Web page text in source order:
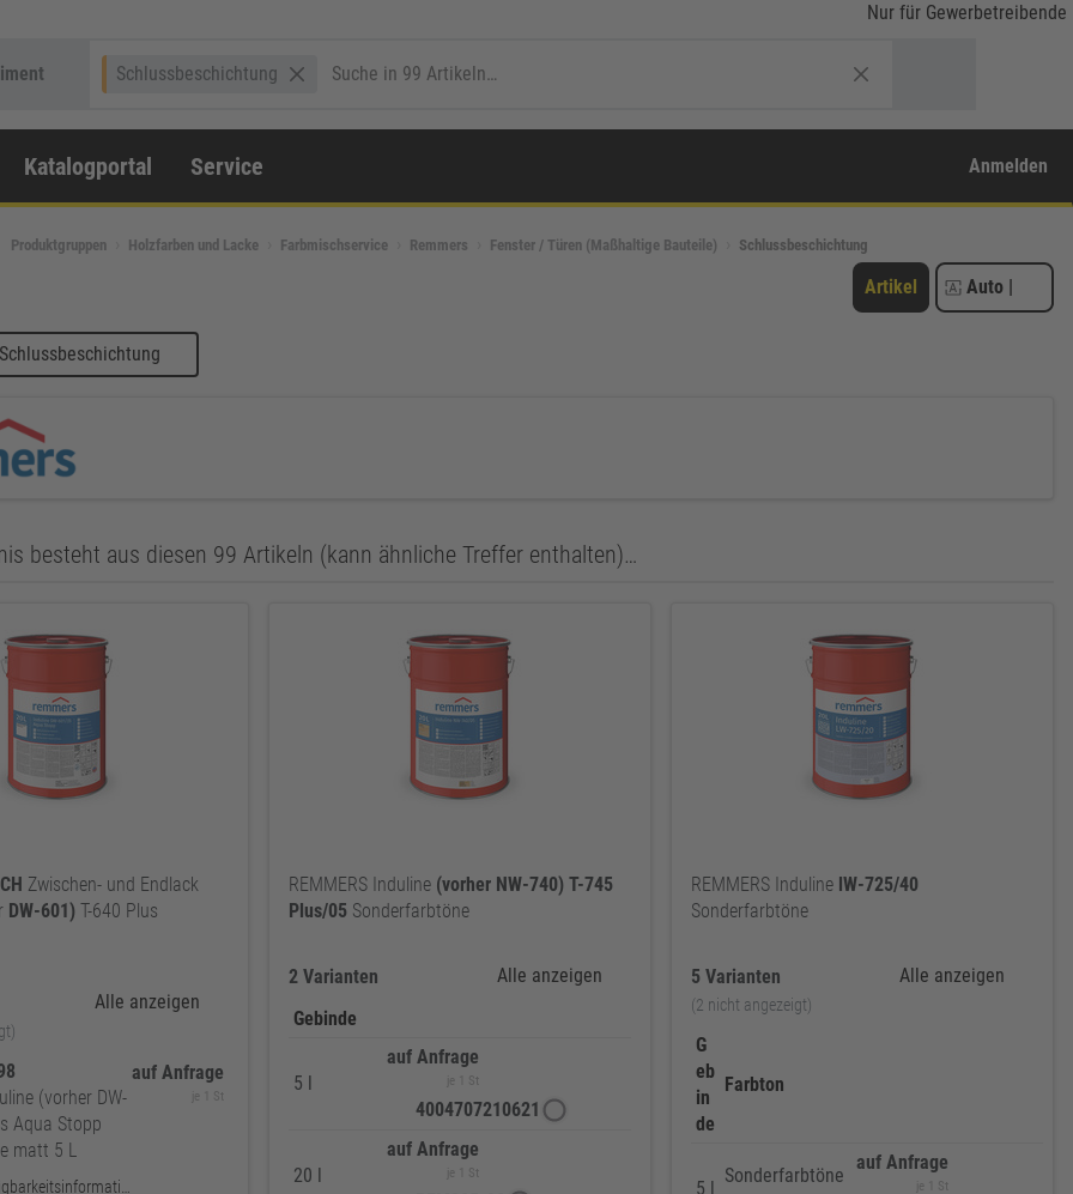
Nur für Gewerbetreibende
Schlussbeschichtung
Katalogportal Service Anmelden
Produktgruppen Holzfarben und Lacke Farbmischservice Remmers Fenster / Türen (Maßhaltige Bauteile) Schlussbeschichtung
Artikel Auto |
besteht aus diesen 99 Artikeln (kann ähnliche Treffer enthalten)…
Zwischen- und Endlack
DW-601) T-640 Plus
Alle anzeigen
(vorher DW-
Aqua Stopp
matt 5 L
keine Verfügbarkeitsinformationen
auf Anfrage
je 1 St
REMMERS Induline (vorher NW-740) T-745
Plus/05 Sonderfarbtöne
2 Varianten
Alle anzeigen
Gebinde
5 l
auf Anfrage
je 1 St
4004707210621
20 l
auf Anfrage
je 1 St
REMMERS Induline lW-725/40
Sonderfarbtöne
5 Varianten
(2 nicht angezeigt)
Alle anzeigen
G
eb
in
de
Farbton
5 l
Sonderfarbtöne
auf Anfrage
je 1 St